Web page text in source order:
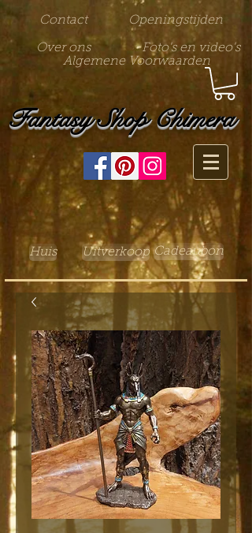
Contact Openingstijden
Over ons
Foto's en video's
Algemene Voorwaarden
Fantasy Shop Chimera
Huis Uitverkoop Cadeaubon